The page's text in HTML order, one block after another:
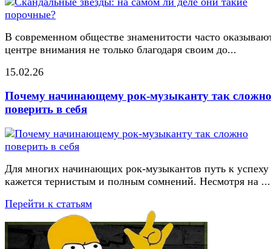
В современном обществе знаменитости часто
центре внимания не только благодаря своим до...
15.02.26
Почему начинающему рок-музыканту так сложно
поверить в себя
Для многих начинающих рок-музыкантов путь к успеху
кажется тернистым и полным сомнений. Несмотря на ...
Перейти к статьям